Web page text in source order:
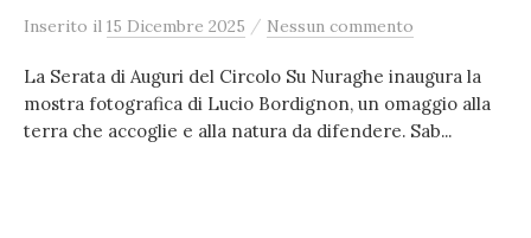
Inserito il 15 Dicembre 2025 / Nessun commento
La Serata di Auguri del Circolo Su Nuraghe inaugura la
mostra fotografica di Lucio Bordignon, un omaggio alla
terra che accoglie e alla natura da difendere. Sab...